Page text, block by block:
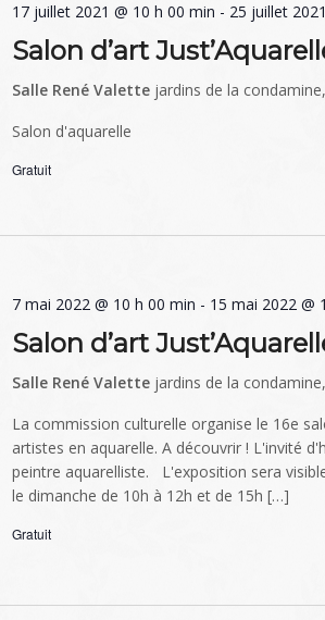
17 juillet 2021 @ 10 h 00 min - 25 juillet
Salon d’art
Salle René Valette jardins de la
Salon d'aquarelle
Gratuit
7 mai 2022 @ 10 h 00 min - 15 mai 2022 @
Salon d’art
Salle René Valette jardins de la
La commission culturelle organise le 16e
artistes en aquarelle. A découvrir ! L'invité
peintre aquarelliste. L'exposition sera
le dimanche de 10h à 12h et de 15h […]
Gratuit